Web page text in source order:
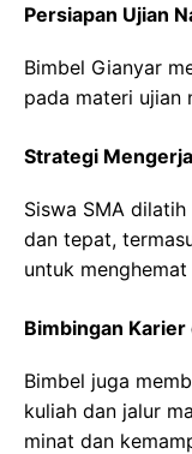
Persiapan Ujian
Bimbel Gianyar
pada materi ujian
Strategi
Siswa SMA
dan tepat,
untuk
Bimbingan
Bimbel juga
kuliah dan jalur
minat dan